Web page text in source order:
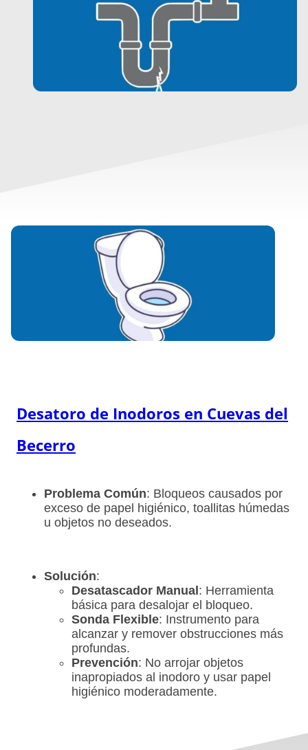
Desatoro de Inodoros en Cuevas del
Becerro
Problema Común: Bloqueos causados por
exceso de papel higiénico, toallitas húmedas
u objetos no deseados.
Solución:
Desatascador Manual : Herramienta
básica para desalojar el bloqueo.
Sonda Flexible: Instrumento para
alcanzar y remover obstrucciones más
profundas.
Prevención: No arrojar objetos
inapropiados al inodoro y usar papel
higiénico moderadamente.